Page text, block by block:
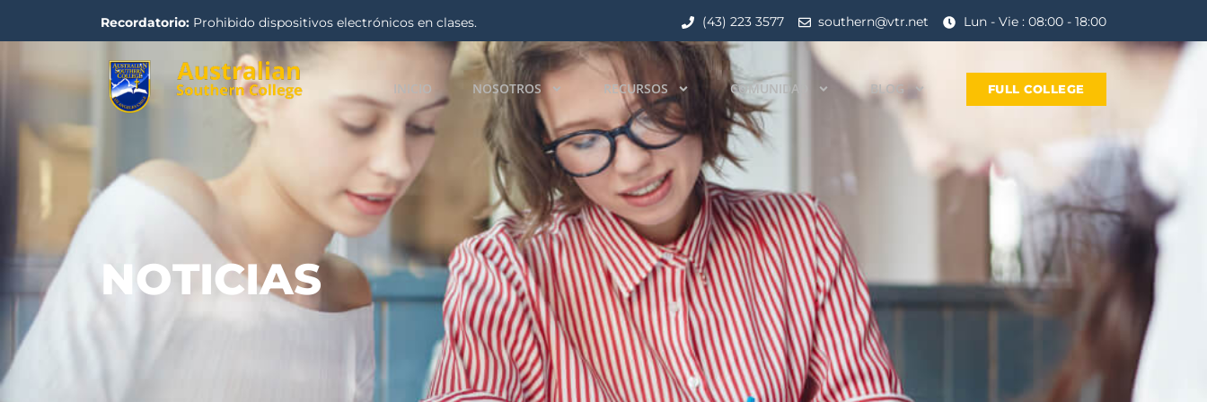
Recordatorio: Prohibido dispositivos electrónicos en clases. (43) 223 3577 southern@vtr.net Lun - Vie : 08:00 - 18:00
INICIO NOSOTROS RECURSOS COMUNIDAD BLOG FULL COLLEGE
NOTICIAS